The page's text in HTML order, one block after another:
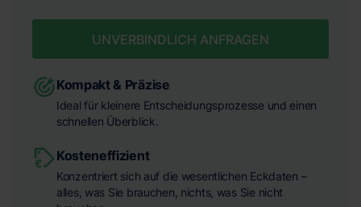
UNVERBINDLICH ANFRAGEN
Kompakt & Präzise
Ideal für kleinere Entscheidungsprozesse und einen
schnellen Überblick.
Kosteneffizient
Konzentriert sich auf die wesentlichen Eckdaten –
alles, was Sie brauchen, nichts, was Sie nicht